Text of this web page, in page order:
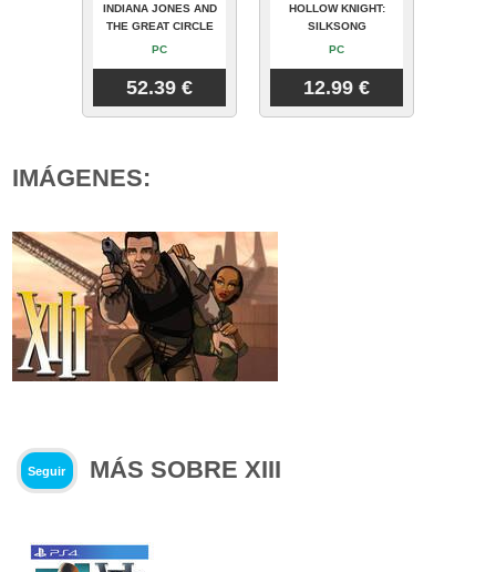
INDIANA JONES AND
THE GREAT CIRCLE
PC
52.39 €
HOLLOW KNIGHT:
SILKSONG
PC
12.99 €
IMÁGENES:
Seguir MÁS SOBRE XIII